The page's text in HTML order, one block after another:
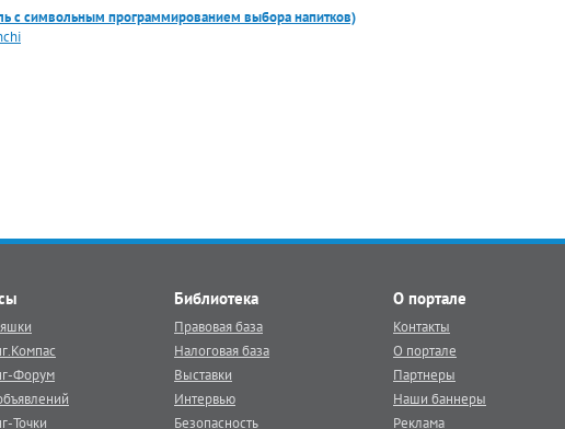
с символьным программированием выбора напитков)
Форум
Точки
Библиотека
Правовая база
Налоговая база
Выставки
Интервью
Безопасность
О портале
Контакты
О портале
Партнеры
Наши баннеры
Реклама